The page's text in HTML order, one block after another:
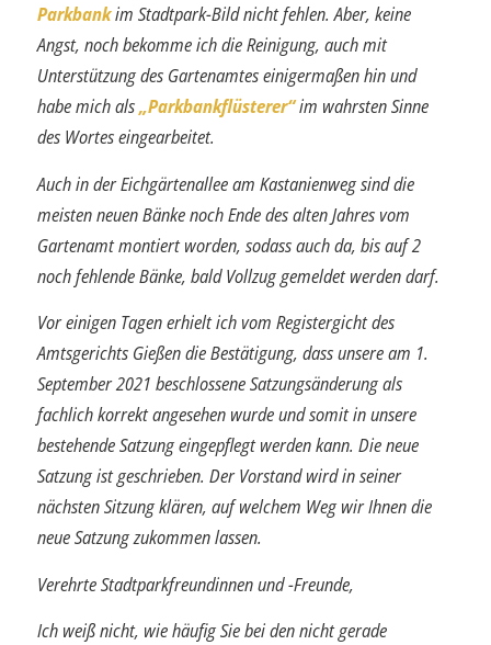
Parkbankim Stadtpark-Bild nicht fehlen. Aber, keine
Angst, noch bekomme ich die Reinigung, auch mit
Unterstützung des Gartenamtes einigermaßen hin und
habe mich als„Parkbankflüsterer“im wahrsten Sinne
des Wortes eingearbeitet.
Auch in der Eichgärtenallee am Kastanienweg sind die
meisten neuen Bänke noch Ende des alten Jahres vom
Gartenamt montiert worden, sodass auch da, bis auf2
noch fehlende Bänke, bald Vollzug gemeldet werden darf.
Vor einigen Tagen erhielt ich vom Registergicht des
Amtsgerichts Gießen die Bestä­tigung, dass unsere am 1.
September 2021 beschlossene Satzungsänderung als
fachlich korrekt angesehen wurde und somit in unsere
bestehende Satzung einge­pflegt werden kann. Die neue
Satzung ist geschrieben. Der Vorstand wird in seiner
nächsten Sitzung klären, auf welchem Weg wir Ihnen die
neue Satzung zukommen lassen.
Verehrte Stadtparkfreundinnen und -Freunde,
Ich weiß nicht, wie häufig Sie bei den nicht gerade